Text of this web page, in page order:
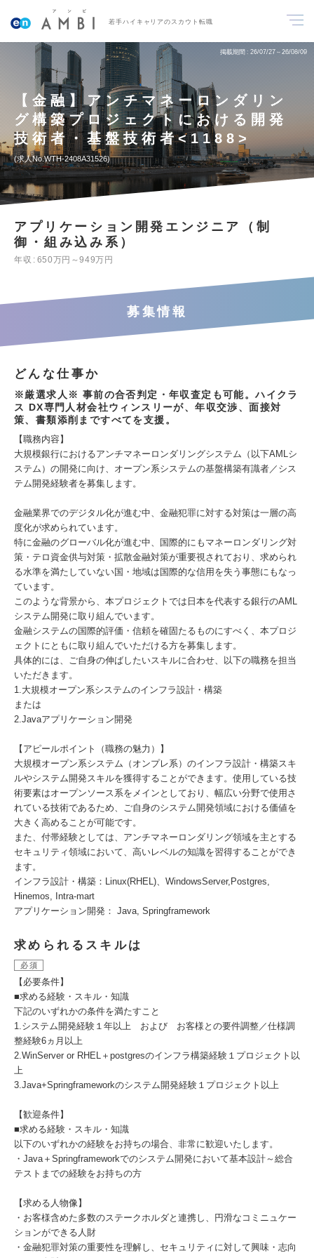
若手ハイキャリアのスカウト転職
掲載期間 26/07/27～26/08/09
【金融】アンチマネーロンダリン
グ構築プロジェクトにおける開発
技術者・基盤技術者<1188>
求人No.WTH-2408A31526
アプリケーション開発エンジニア（制
御・組み込み系）
年収 650万円～949万円
募集情報
どんな仕事か
※厳選求人※ 事前の合否判定・年収査定も可能。ハイクラ
ス DX専門人材会社ウィンスリーが、年収交渉、面接対
策、書類添削まですべてを支援。
【職務内容】
大規模銀行におけるアンチマネーロンダリングシステム（以下AMLシ
ステム）の開発に向け、オープン系システムの基盤構築有識者／シス
テム開発経験者を募集します。
金融業界でのデジタル化が進む中、金融犯罪に対する対策は一層の高
度化が求められています。
特に金融のグローバル化が進む中、国際的にもマネーロンダリング対
策・テロ資金供与対策・拡散金融対策が重要視されており、求められ
る水準を満たしていない国・地域は国際的な信用を失う事態にもなっ
ています。
このような背景から、本プロジェクトでは日本を代表する銀行のAML
システム開発に取り組んでいます。
金融システムの国際的評価・信頼を確固たるものにすべく、本プロジ
ェクトにともに取り組んでいただける方を募集します。
具体的には、ご自身の伸ばしたいスキルに合わせ、以下の職務を担当
いただきます。
1.大規模オープン系システムのインフラ設計・構築
または
2.Javaアプリケーション開発
【アピールポイント（職務の魅力）】
大規模オープン系システム（オンプレ系）のインフラ設計・構築スキ
ルやシステム開発スキルを獲得することができます。使用している技
術要素はオープンソース系をメインとしており、幅広い分野で使用さ
れている技術であるため、ご自身のシステム開発領域における価値を
大きく高めることが可能です。
また、付帯経験としては、アンチマネーロンダリング領域を主とする
セキュリティ領域において、高いレベルの知識を習得することができ
ます。
インフラ設計・構築：Linux(RHEL)、WindowsServer,Postgres,
Hinemos, Intra-mart
アプリケーション開発： Java, Springframework
求められるスキルは
必須
【必要条件】
■求める経験・スキル・知識
下記のいずれかの条件を満たすこと
1.システム開発経験１年以上 および お客様との要件調整／仕様調
整経験6ヵ月以上
2.WinServer or RHEL＋postgresのインフラ構築経験１プロジェクト以
上
3.Java+Springframeworkのシステム開発経験１プロジェクト以上
【歓迎条件】
■求める経験・スキル・知識
以下のいずれかの経験をお持ちの場合、非常に歓迎いたします。
・Java＋Springframeworkでのシステム開発において基本設計～総合
テストまでの経験をお持ちの方
【求める人物像】
・お客様含めた多数のステークホルダと連携し、円滑なコミニュケー
ションができる人財
・金融犯罪対策の重要性を理解し、セキュリティに対して興味・志向